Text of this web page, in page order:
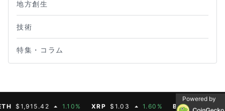
地方創生
技術
特集・コラム
$1,915.42 1.10% XRP $1.03 1.60% BNB $592.88
Powered by